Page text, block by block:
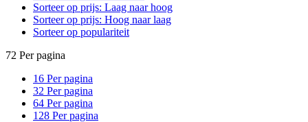
Sorteer op prijs: Laag naar hoog
Sorteer op prijs: Hoog naar laag
Sorteer op populariteit
72 Per pagina
16 Per pagina
32 Per pagina
64 Per pagina
128 Per pagina